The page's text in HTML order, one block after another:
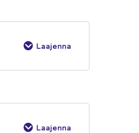
Laajenna
Laajenna